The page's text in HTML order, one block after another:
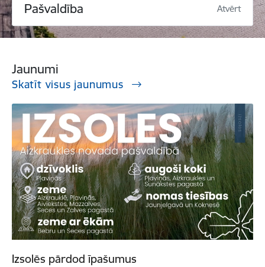
Pašvaldība Atvērt
Jaunumi
Skatīt visus jaunumus
Izsolēs pārdod īpašumus